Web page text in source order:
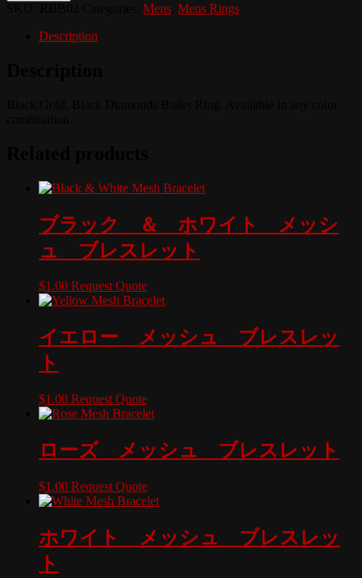
Mens Mens Rings
Description
ブラック ＆ ホワイト メッシ
ュ ブレスレット
$1.00 Request Quote
イエロー メッシュ ブレスレッ
ト
$1.00 Request Quote
ローズ メッシュ ブレスレット
$1.00 Request Quote
ホワイト メッシュ ブレスレッ
ト